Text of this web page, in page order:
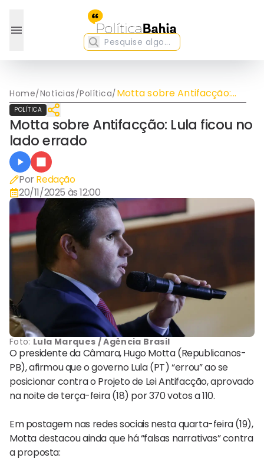
Home/Notícias/Política/Motta sobre Antifacção:
Lula ficou no lado errado
POLÍTICA
Motta sobre Antifacção: Lula ficou no
lado errado
Por Redação
20/11/2025 às 12:00
Foto: Lula Marques / Agência Brasil
O presidente da Câmara, Hugo Motta (Republicanos-
PB), afirmou que o governo Lula (PT) “errou” ao se
posicionar contra o Projeto de Lei Antifacção, aprovado
na noite de terça-feira (18) por 370 votos a 110.
Em postagem nas redes sociais nesta quarta-feira (19),
Motta destacou ainda que há “falsas narrativas” contra
a proposta: